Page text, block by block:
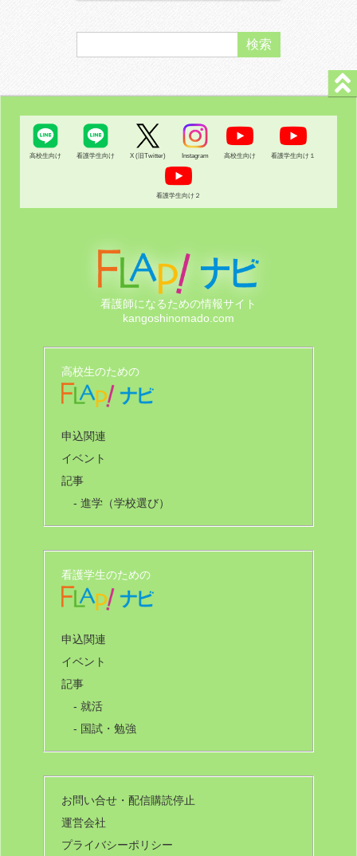
高校生向け 看護学生向け X (旧Twitter) Instagram 高校生向け 看護学生向け１
看護学生向け２
看護師になるための情報サイト
kangoshinomado.com
高校生のための
申込関連
イベント
記事
- 進学（学校選び）
看護学生のための
申込関連
イベント
記事
- 就活
- 国試・勉強
お問い合せ・配信購読停止
運営会社
プライバシーポリシー